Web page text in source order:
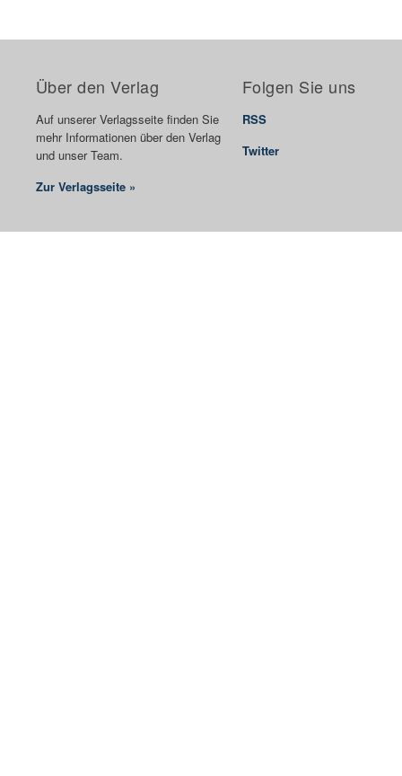
Über den Verlag
Auf unserer Verlagsseite finden Sie
mehr Informationen über den Verlag
und unser Team.
Zur Verlagsseite »
Folgen Sie uns
RSS
Twitter